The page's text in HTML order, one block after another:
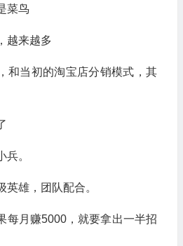
菜鸟
越来越多
和当初的淘宝店分销模式，其
。
英雄，团队配合。
每月赚5000，就要拿出一半招